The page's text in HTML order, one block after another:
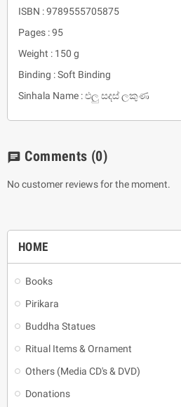
HOME
Books
Pirikara
Buddha Statues
Ritual Items & Ornament
Others (Media CD's & DVD)
Donations
ISBN : 9789555705875
Pages : 95
Weight : 150 g
Binding : Soft Binding
Sinhala Name : එලු සදස් ලකුණ
chat Comments (0)
No customer reviews for the moment.